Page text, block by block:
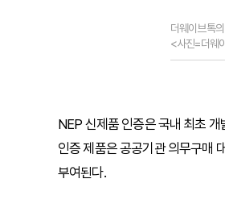
더웨이브톡
<사진=더웨
NEP 신제품 인증은 국내 최초
인증 제품은 공공기관 의무구매
부여된다.